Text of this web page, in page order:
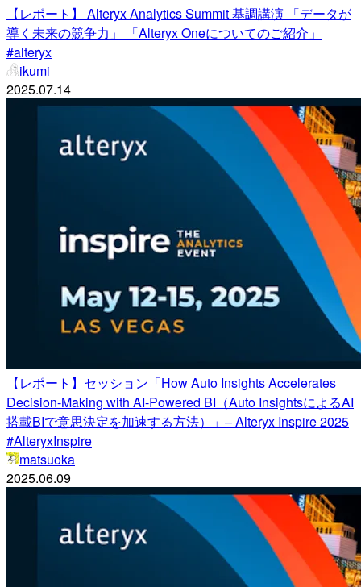
【レポート】 Alteryx Analytics Summit 基調講演 「データが
導く未来の競争力」 「Alteryx Oneについてのご紹介」
#alteryx
ikumi
2025.07.14
【レポート】セッション「How Auto Insights Accelerates
Decision-Making with AI-Powered BI（Auto InsightsによるAI
搭載BIで意思決定を加速する方法）」– Alteryx Inspire 2025
#AlteryxInspire
matsuoka
2025.06.09